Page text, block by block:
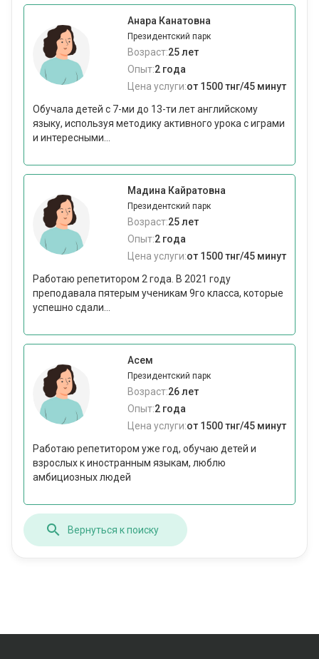
Анара Канатовна
Президентский парк
Возраст:25 лет
Опыт:2 года
Цена услуги:от 1500 тнг/45 минут
Обучала детей с 7-ми до 13-ти лет английскому
языку, используя методику активного урока с играми
и интересными...
Мадина Кайратовна
Президентский парк
Возраст:25 лет
Опыт:2 года
Цена услуги:от 1500 тнг/45 минут
Работаю репетитором 2 года. В 2021 году
преподавала пятерым ученикам 9го класса, которые
успешно сдали...
Асем
Президентский парк
Возраст:26 лет
Опыт:2 года
Цена услуги:от 1500 тнг/45 минут
Работаю репетитором уже год, обучаю детей и
взрослых к иностранным языкам, люблю
амбициозных людей
Вернуться к поиску